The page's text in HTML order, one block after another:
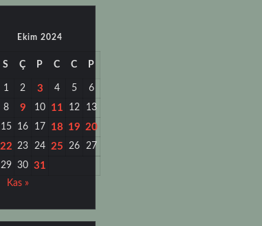
Ekim 2024
S Ç P C C P
1 2 3 4 5 6
8 9 10 11 12 13
15 16 17 18 19 20
22 23 24 25 26 27
29 30 31
Kas »